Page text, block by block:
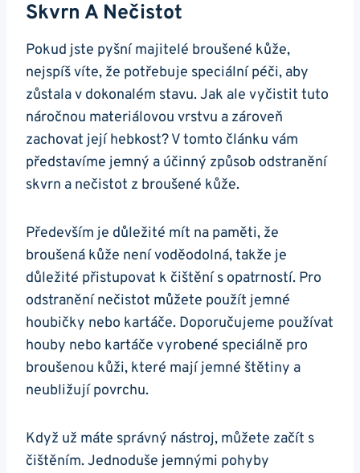
Skvrn A Nečistot
Pokud jste pyšní majitelé⁤ broušené kůže,⁢
nejspíš víte, že potřebuje speciální péči, aby
zůstala v dokonalém stavu. Jak ⁤ale vyčistit tuto
náročnou materiálovou vrstvu a⁤ zároveň
zachovat ‍její‌ hebkost? V tomto​ článku vám
představíme jemný a účinný způsob odstranění
skvrn a nečistot z broušené kůže.
Především ​je důležité ⁣mít na paměti, že⁤
broušená kůže není voděodolná, takže je
důležité přistupovat k čištění s opatrností. Pro
odstranění nečistot můžete použít jemné
houbičky nebo kartáče. Doporučujeme používat
houby nebo kartáče vyrobené speciálně⁤ pro
broušenou kůži, které mají jemné štětiny a
neubližují povrchu.
Když už máte⁣ správný nástroj, můžete​ začít s
čištěním. Jednoduše ⁤jemnými⁤ pohyby